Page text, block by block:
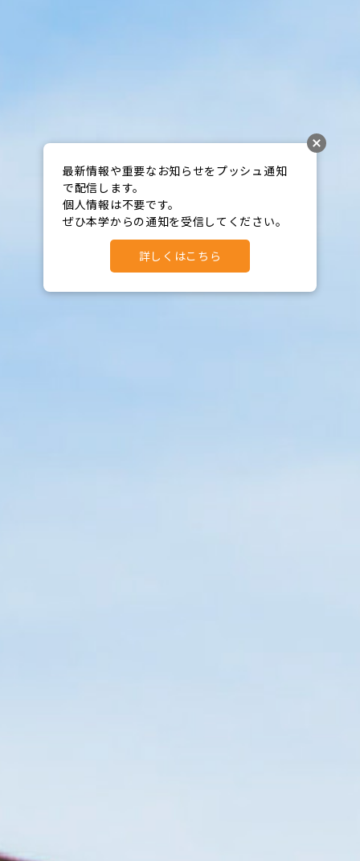
最新情報や重要なお知らせをプッシュ通知
で配信します。
個人情報は不要です。
ぜひ本学からの通知を受信してください。
詳しくはこちら